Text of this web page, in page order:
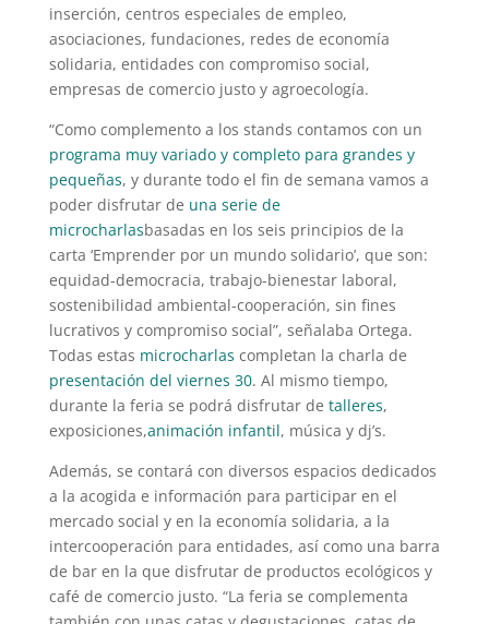
inserción, centros especiales de empleo,
asociaciones, fundaciones, redes de economía
solidaria, entidades con compromiso social,
empresas de comercio justo y agroecología.
“Como complemento a los stands contamos con un
programa muy variado y completo para grandes y
pequeñas, y durante todo el fin de semana vamos a
poder disfrutar de una serie de
microcharlasbasadas en los seis principios de la
carta ‘Emprender por un mundo solidario’, que son:
equidad-democracia, trabajo-bienestar laboral,
sostenibilidad ambiental-cooperación, sin fines
lucrativos y compromiso social”, señalaba Ortega.
Todas estas microcharlas completan la charla de
presentación del viernes 30. Al mismo tiempo,
durante la feria se podrá disfrutar de talleres,
exposiciones,animación infantil, música y dj’s.
Además, se contará con diversos espacios dedicados
a la acogida e información para participar en el
mercado social y en la economía solidaria, a la
intercooperación para entidades, así como una barra
de bar en la que disfrutar de productos ecológicos y
café de comercio justo. “La feria se complementa